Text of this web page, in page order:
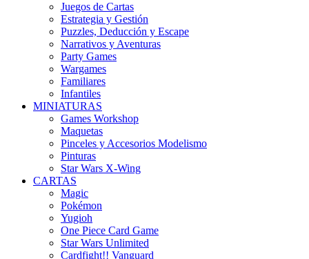
Juegos de Cartas
Estrategia y Gestión
Puzzles, Deducción y Escape
Narrativos y Aventuras
Party Games
Wargames
Familiares
Infantiles
MINIATURAS
Games Workshop
Maquetas
Pinceles y Accesorios Modelismo
Pinturas
Star Wars X-Wing
CARTAS
Magic
Pokémon
Yugioh
One Piece Card Game
Star Wars Unlimited
Cardfight!! Vanguard